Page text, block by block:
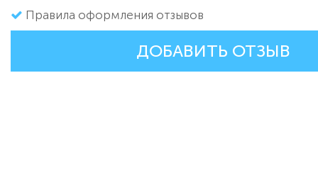
Правила оформления отзывов
ДОБАВИТЬ ОТЗЫВ